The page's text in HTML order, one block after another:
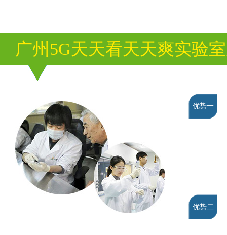
广州5G天天看天天爽实验
优势一
优势二